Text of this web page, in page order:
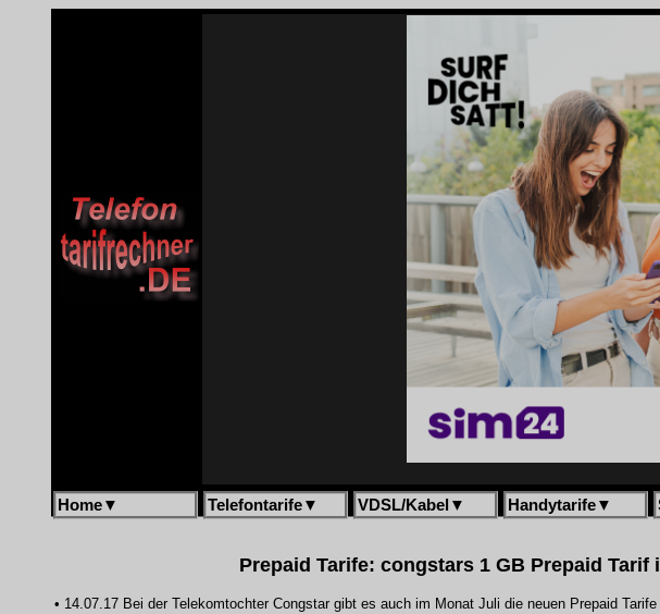
Home▼ Telefontarife▼ VDSL/Kabel ▼ Handytarife▼
Prepaid Tarife: congstars 1 GB Prepaid Tarif
• 14.07.17 Bei der Telekomtochter Congstar gibt es auch im Monat Juli die neuen Prepaid